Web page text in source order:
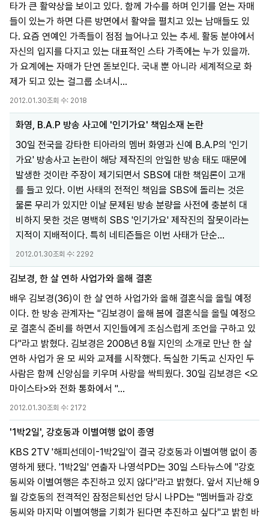
타가 큰 활약상을 보이고 있다. 함께 가수를 하며 인기를 얻는 자매
들이 있는가 하면 다른 방면에서 활약을 펼치고 있는 남매들도 있
다. 요즘 연예인 가족들이 점점 늘어나고 있는 추세. 활동 분야에서
자신의 입지를 다지고 있는 대표적인 스타 가족에는 누가 있을까.
가 요계에는 자매가 단연 돋보인다. 국내 뿐 아니라 세계적으로 화
제가 되고 있는 걸그룹 소녀시...
2012.01.30조회 수: 2018
화영, B.A.P 방송 사고에 '인기가요' 책임소재 논란
30일 전국을 강타한 티아라의 멤버 화영과 신예 B.A.P의 '인기
가요' 방송사고 논란이 해당 제작진의 안일한 방송 태도 때문에
발생한 것이란 주장이 제기되면서 SBS에 대한 책임론이 고개
를 들고 있다. 이번 사태의 전적인 책임을 SBS에 돌리는 것은
물론 무리가 있지만 이날 문제된 방송 분량을 사전에 충분히 대
비하지 못한 것은 명백히 SBS '인기가요' 제작진의 잘못이라는
지적이 지배적이다. 특히 네티즌들은 이번 사태가 단순...
2012.01.30조회 수: 2292
김보경, 한 살 연하 사업가와 올해 결혼
배우 김보경(36)이 한 살 연하 사업가와 올해 결혼식을 올릴 예정
이다. 한 방송 관계자는 "김보경이 올해 봄에 결혼식을 올릴 예정으
로 결혼식 준비를 하면서 지인들에게 조심스럽게 조언을 구하고 있
다"라고 밝혔다. 김보경은 2008년 8월 지인의 소개로 만난 한 살
연하 사업가 윤 모 씨와 교제를 시작했다. 독실한 기독교 신자인 두
사람은 함께 신앙심을 키우며 사랑을 싹틔웠다. 30일 김보경은 <오
마이스타>와 전화 통화에서 "...
2012.01.30조회 수: 2172
'1박2일', 강호동과 이별여행 없이 종영
KBS 2TV '해피선데이-1박2일'이 결국 강호동과 이별여행 없이 종
영하게 됐다. '1박2일' 연출자 나영석PD는 30일 스타뉴스에 "강호
동씨와 이별여행은 추진하고 있지 않다"라고 밝혔다. 앞서 지난해 9
월 강호동의 전격적인 잠정은퇴선언 당시 나PD는 "멤버들과 강호
동씨와 마지막 이별여행을 기회가 된다면 추진하고 싶다"고 밝힌 바